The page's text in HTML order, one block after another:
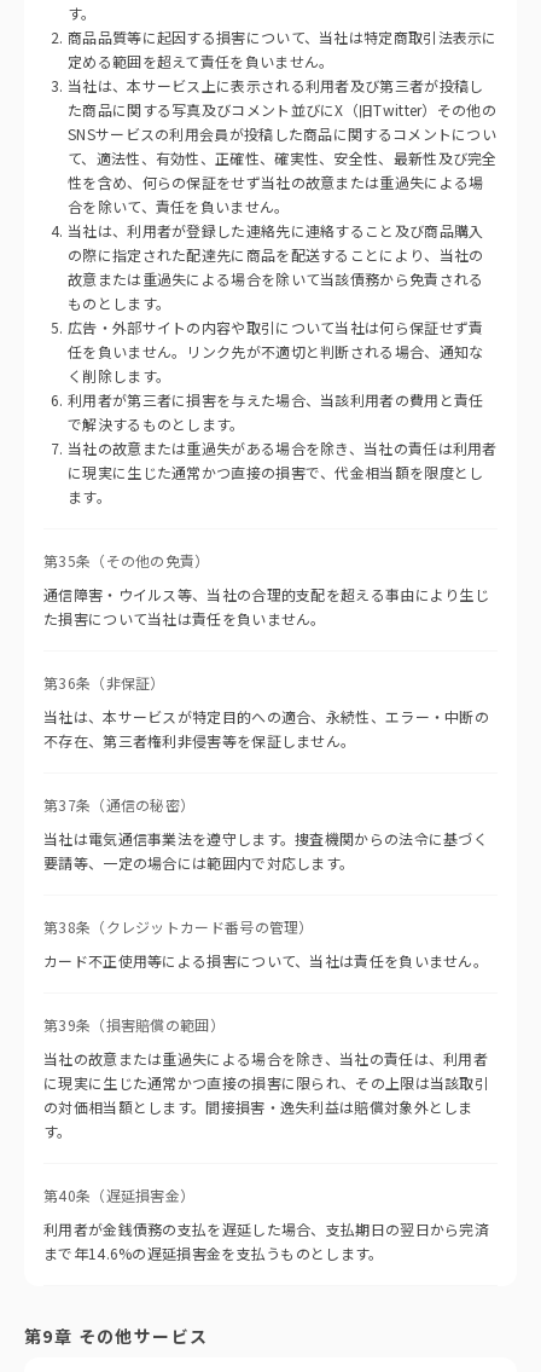
す。
商品品質等に起因する損害について、当社は特定商取引法表示に
定める範囲を超えて責任を負いません。
当社は、本サービス上に表示される利用者及び第三者が投稿し
た商品に関する写真及びコメント並びにX（旧Twitter）その他の
SNSサービスの利用会員が投稿した商品に関するコメントについ
て、適法性、有効性、正確性、確実性、安全性、最新性及び完全
性を含め、何らの保証をせず当社の故意または重過失による場
合を除いて、責任を負いません。
当社は、利用者が登録した連絡先に連絡すること及び商品購入
の際に指定された配達先に商品を配送することにより、当社の
故意または重過失による場合を除いて当該債務から免責される
ものとします。
広告・外部サイトの内容や取引について当社は何ら保証せず責
任を負いません。リンク先が不適切と判断される場合、通知な
く削除します。
利用者が第三者に損害を与えた場合、当該利用者の費用と責任
で解決するものとします。
当社の故意または重過失がある場合を除き、当社の責任は利用者
に現実に生じた通常かつ直接の損害で、代金相当額を限度とし
ます。
第35条（その他の免責）
通信障害・ウイルス等、当社の合理的支配を超える事由により生じ
た損害について当社は責任を負いません。
第36条（非保証）
当社は、本サービスが特定目的への適合、永続性、エラー・中断の
不存在、第三者権利非侵害等を保証しません。
第37条（通信の秘密）
当社は電気通信事業法を遵守します。捜査機関からの法令に基づく
要請等、一定の場合には範囲内で対応します。
第38条（クレジットカード番号の管理）
カード不正使用等による損害について、当社は責任を負いません。
第39条（損害賠償の範囲）
当社の故意または重過失による場合を除き、当社の責任は、利用者
に現実に生じた通常かつ直接の損害に限られ、その上限は当該取引
の対価相当額とします。間接損害・逸失利益は賠償対象外としま
す。
第40条（遅延損害金）
利用者が金銭債務の支払を遅延した場合、支払期日の翌日から完済
まで年14.6%の遅延損害金を支払うものとします。
第9章 その他サービス